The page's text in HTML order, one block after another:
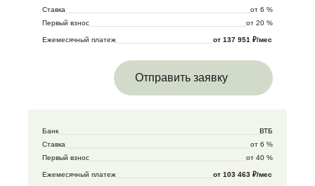
Ставка
от 6 %
Первый взнос
от 20 %
Ежемесячный платеж от 137 951 ₽/мес
Отправить заявку
Банк
ВТБ
Ставка
от 6 %
Первый взнос
от 40 %
Ежемесячный платеж от 103 463 ₽/мес